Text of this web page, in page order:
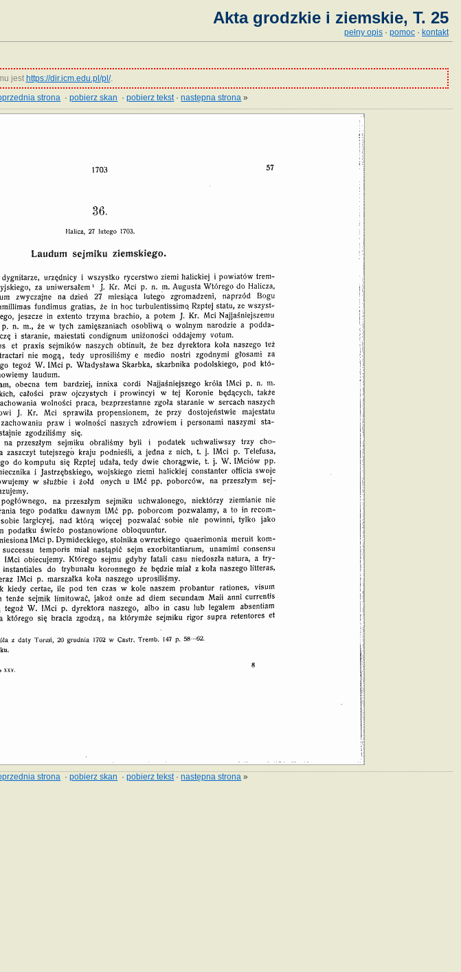
Akta grodzkie i ziemskie, T. 25
pełny opis · pomoc · kontakt
jest https://dir.icm.edu.pl/pl/.
strona ·pobierz skan ·pobierz tekst·następna strona »
strona ·pobierz skan ·pobierz tekst·następna strona »